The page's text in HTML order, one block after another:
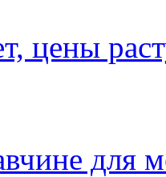
цены
для